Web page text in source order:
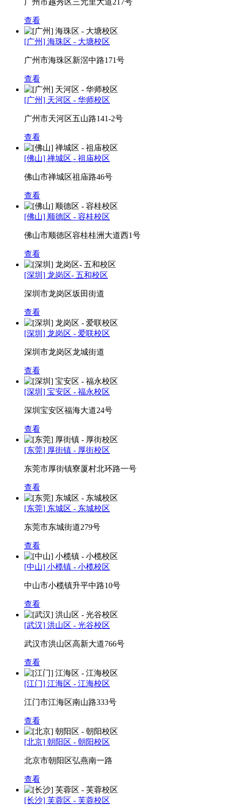
广州市越秀区三元里大道217号
查看
[广州] 海珠区 - 大塘校区
广州市海珠区新滘中路171号
查看
[广州] 天河区 - 华师校区
广州市天河区五山路141-2号
查看
[佛山] 禅城区 - 祖庙校区
佛山市禅城区祖庙路46号
查看
[佛山] 顺德区 - 容桂校区
佛山市顺徳区容桂桂洲大道西1号
查看
[深圳] 龙岗区- 五和校区
深圳市龙岗区坂田街道
查看
[深圳] 龙岗区 - 爱联校区
深圳市龙岗区龙城街道
查看
[深圳] 宝安区 - 福永校区
深圳宝安区福海大道24号
查看
[东莞] 厚街镇 - 厚街校区
东莞市厚街镇寮厦村北环路一号
查看
[东莞] 东城区 - 东城校区
东莞市东城街道279号
查看
[中山] 小榄镇 - 小榄校区
中山市小榄镇升平中路10号
查看
[武汉] 洪山区 - 光谷校区
武汉市洪山区高新大道766号
查看
[江门] 江海区 - 江海校区
江门市江海区南山路333号
查看
[北京] 朝阳区 - 朝阳校区
北京市朝阳区弘燕南一路
查看
[长沙] 芙蓉区 - 芙蓉校区